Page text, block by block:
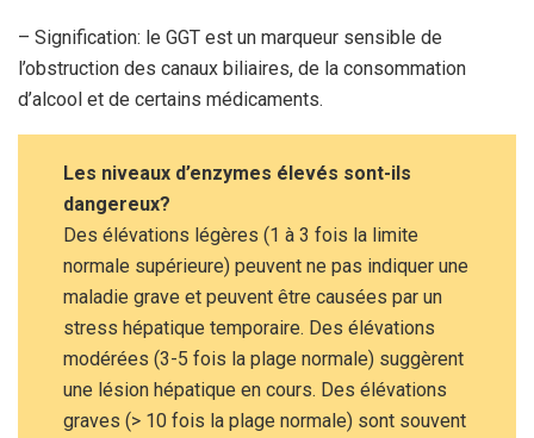
– Signification: le GGT est un marqueur sensible de
l’obstruction des canaux biliaires, de la consommation
d’alcool et de certains médicaments.
Les niveaux d’enzymes élevés sont-ils
dangereux?
Des élévations légères (1 à 3 fois la limite
normale supérieure) peuvent ne pas indiquer une
maladie grave et peuvent être causées par un
stress hépatique temporaire. Des élévations
modérées (3-5 fois la plage normale) suggèrent
une lésion hépatique en cours. Des élévations
graves (> 10 fois la plage normale) sont souvent